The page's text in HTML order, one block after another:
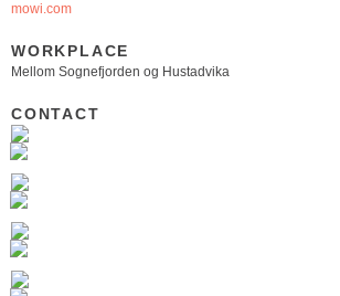
mowi.com
WORKPLACE
Mellom Sognefjorden og Hustadvika
CONTACT